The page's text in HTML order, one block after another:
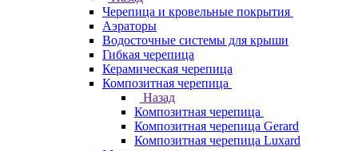
Черепица и кровельные покрытия
Аэраторы
Водосточные системы для крыши
Гибкая черепица
Керамическая черепица
Композитная черепица
Назад
Композитная черепица
Композитная черепица Gerard
Композитная черепица Luxard